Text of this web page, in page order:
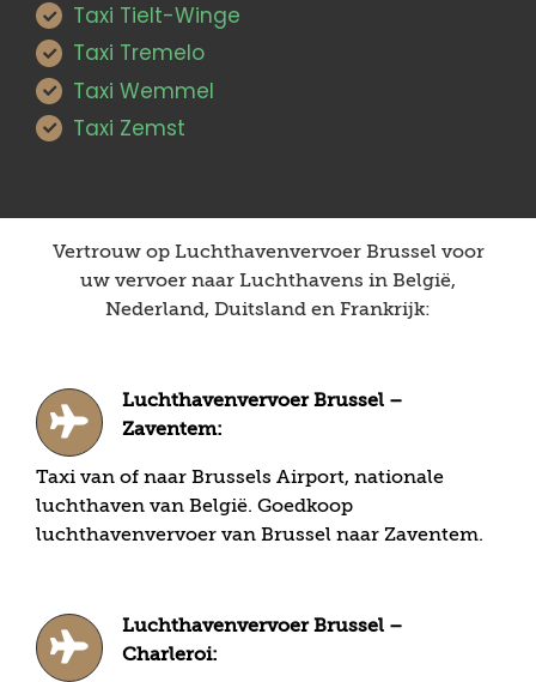
Taxi Tielt-Winge
Taxi Tremelo
Taxi Wemmel
Taxi Zemst
Vertrouw op Luchthavenvervoer Brussel voor
uw vervoer naar Luchthavens in België,
Nederland, Duitsland en Frankrijk:
Luchthavenvervoer Brussel –
Zaventem:
Taxi van of naar Brussels Airport, nationale
luchthaven van België. Goedkoop
luchthavenvervoer van Brussel naar Zaventem.
Luchthavenvervoer Brussel –
Charleroi: